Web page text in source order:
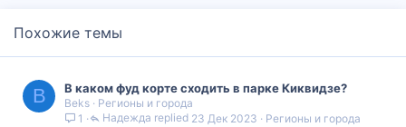
Похожие темы
B В каком фуд корте сходить в парке Киквидзе?
Beks
Регионы и города
1
Регионы и города
23 Дек 2023
Надежда